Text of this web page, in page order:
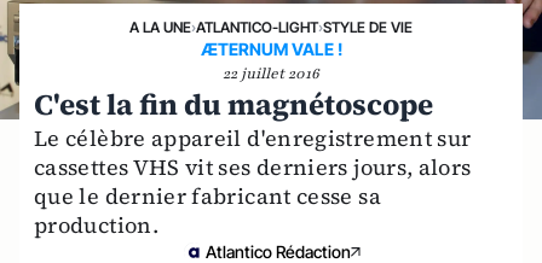
A LA UNE›ATLANTICO-LIGHT›STYLE DE VIE
ÆTERNUM VALE !
22 juillet 2016
C'est la fin du magnétoscope
Le célèbre appareil d'enregistrement sur
cassettes VHS vit ses derniers jours, alors
que le dernier fabricant cesse sa
production.
Atlantico Rédaction